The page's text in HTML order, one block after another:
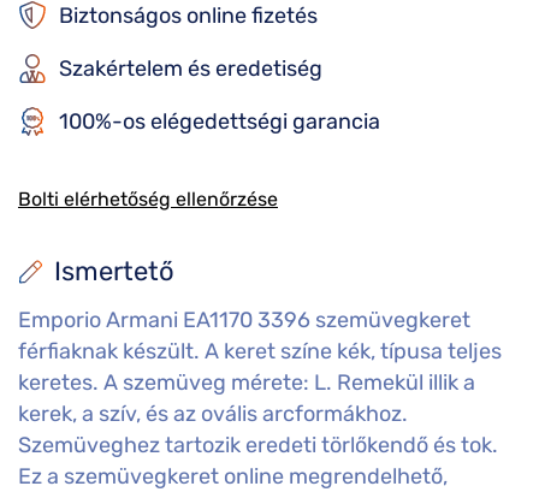
Ismertető
Emporio Armani EA1170 3396 szemüvegkeret
férfiaknak készült. A keret színe kék, típusa teljes
keretes. A szemüveg mérete: L. Remekül illik a
kerek, a szív, és az ovális arcformákhoz.
Szemüveghez tartozik eredeti törlőkendő és tok.
Ez a szemüvegkeret online megrendelhető,
Biztonságos online fizetés
Szakértelem és eredetiség
100%-os elégedettségi garancia
Bolti elérhetőség ellenőrzése